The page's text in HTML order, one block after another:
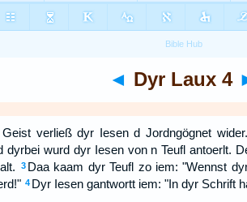
◄ Dyr Laux 4
verließ dyr Iesen d Jordngögnet
dyrbei wurd dyr Iesen von n Teufl antoerlt.
3 Daa kaam dyr Teufl zo iem: "Wennst
4 Dyr Iesen gantwortt iem: "In dyr Schrift